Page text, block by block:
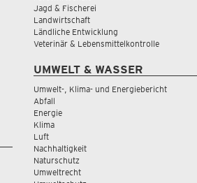
Jagd & Fischerei
Landwirtschaft
Ländliche Entwicklung
Veterinär & Lebensmittelkontrolle
UMWELT & WASSER
Umwelt-, Klima- und Energiebericht
Abfall
Energie
Klima
Luft
Nachhaltigkeit
Naturschutz
Umweltrecht